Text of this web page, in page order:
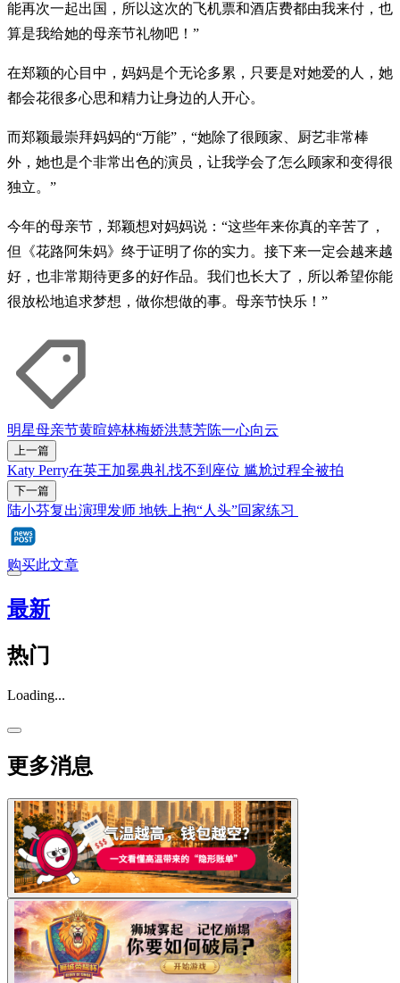
能再次一起出国，所以这次的飞机票和酒店费都由我来付，也
算是我给她的母亲节礼物吧！”
在郑颖的心目中，妈妈是个无论多累，只要是对她爱的人，她
都会花很多心思和精力让身边的人开心。
而郑颖最崇拜妈妈的“万能”，“她除了很顾家、厨艺非常棒
外，她也是个非常出色的演员，让我学会了怎么顾家和变得很
独立。”
今年的母亲节，郑颖想对妈妈说：“这些年来你真的辛苦了，
但《花路阿朱妈》终于证明了你的实力。接下来一定会越来越
好，也非常期待更多的好作品。我们也长大了，所以希望你能
很放松地追求梦想，做你想做的事。母亲节快乐！”
明星母亲节黄暄婷林梅娇洪慧芳陈一心向云
上一篇
Katy Perry在英王加冕典礼找不到座位 尴尬过程全被拍
下一篇
陆小芬复出演理发师 地铁上抱“人头”回家练习
购买此文章
最新
热门
Loading...
更多消息